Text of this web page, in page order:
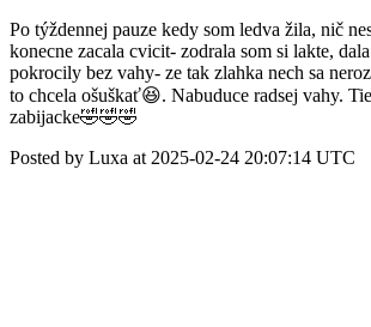
Po týždennej pauze kedy som ledva žila, nič
konecne zacala cvicit- zodrala som si lakte,
pokrocily bez vahy- ze tak zlahka nech sa
to chcela ošuškať😆. Nabuduce radsej vahy.
zabijacke🤣🤣🤣
Posted by Luxa at 2025-02-24 20:07:14 UTC